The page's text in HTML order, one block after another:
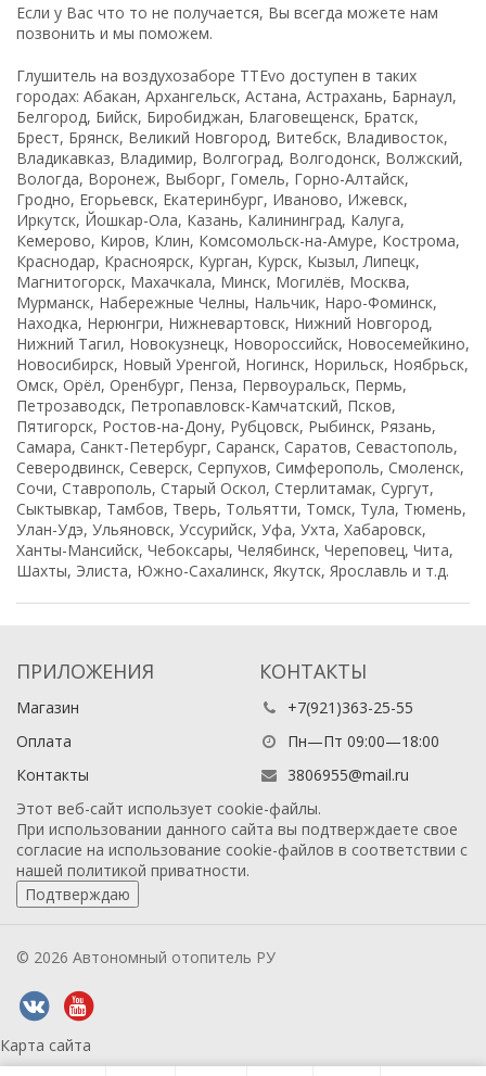
Если у Вас что то не получается, Вы всегда можете нам
позвонить и мы поможем.
Глушитель на воздухозаборе TTEvo доступен в таких
городах: Абакан, Архангельск, Астана, Астрахань, Барнаул,
Белгород, Бийск, Биробиджан, Благовещенск, Братск,
Брест, Брянск, Великий Новгород, Витебск, Владивосток,
Владикавказ, Владимир, Волгоград, Волгодонск, Волжский,
Вологда, Воронеж, Выборг, Гомель, Горно-Алтайск,
Гродно, Егорьевск, Екатеринбург, Иваново, Ижевск,
Иркутск, Йошкар-Ола, Казань, Калининград, Калуга,
Кемерово, Киров, Клин, Комсомольск-на-Амуре, Кострома,
Краснодар, Красноярск, Курган, Курск, Кызыл, Липецк,
Магнитогорск, Махачкала, Минск, Могилёв, Москва,
Мурманск, Набережные Челны, Нальчик, Наро-Фоминск,
Находка, Нерюнгри, Нижневартовск, Нижний Новгород,
Нижний Тагил, Новокузнецк, Новороссийск, Новосемейкино,
Новосибирск, Новый Уренгой, Ногинск, Норильск, Ноябрьск,
Омск, Орёл, Оренбург, Пенза, Первоуральск, Пермь,
Петрозаводск, Петропавловск-Камчатский, Псков,
Пятигорск, Ростов-на-Дону, Рубцовск, Рыбинск, Рязань,
Самара, Санкт-Петербург, Саранск, Саратов, Севастополь,
Северодвинск, Северск, Серпухов, Симферополь, Смоленск,
Сочи, Ставрополь, Старый Оскол, Стерлитамак, Сургут,
Сыктывкар, Тамбов, Тверь, Тольятти, Томск, Тула, Тюмень,
Улан-Удэ, Ульяновск, Уссурийск, Уфа, Ухта, Хабаровск,
Ханты-Мансийск, Чебоксары, Челябинск, Череповец, Чита,
Шахты, Элиста, Южно-Сахалинск, Якутск, Ярославль и т.д.
ПРИЛОЖЕНИЯ
Магазин
Оплата
Контакты
КОНТАКТЫ
+7(921)363-25-55
Пн—Пт 09:00—18:00
3806955@mail.ru
Этот веб-сайт использует cookie-файлы.
При использовании данного сайта вы подтверждаете свое
согласие на использование cookie-файлов в соответствии с
нашей политикой приватности.
Подтверждаю
© 2026 Автономный отопитель РУ
Карта сайта